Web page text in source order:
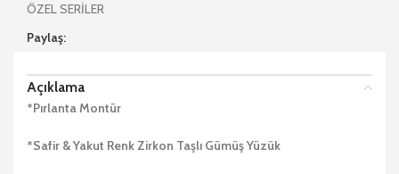
ÖZEL SERİLER
Paylaş:
Açıklama
*Pırlanta Montür
*Safir & Yakut Renk Zirkon Taşlı Gümüş Yüzük